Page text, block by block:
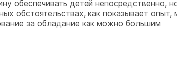
обеспечивать детей непосредственно,
обстоятельствах, как показывает опыт,
за обладание как можно большим